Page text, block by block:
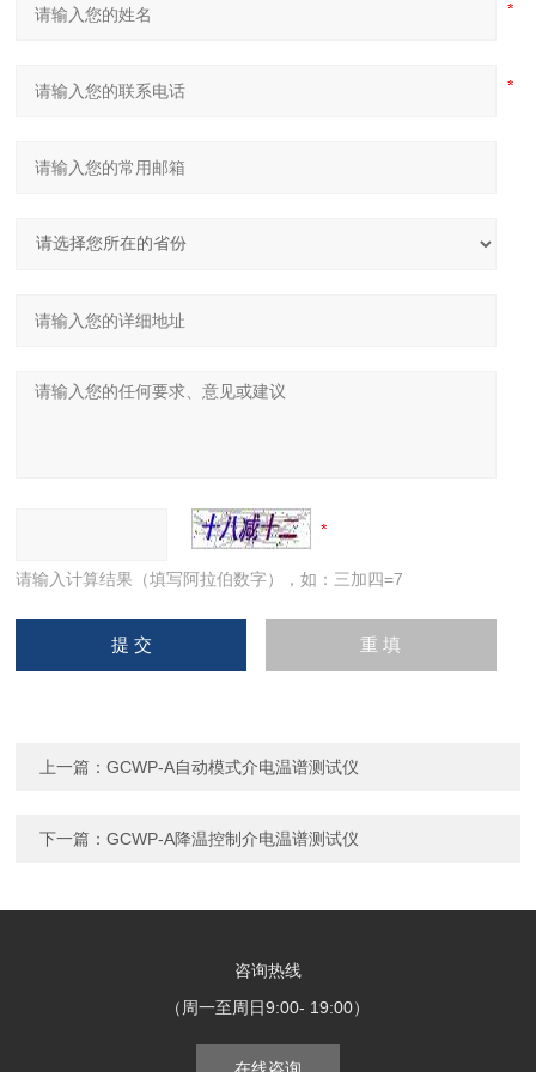
请输入计算结果（填写阿拉伯数字），如：三加四=7
上一篇：GCWP-A自动模式介电温谱测试仪
下一篇：GCWP-A降温控制介电温谱测试仪
咨询热线
（周一至周日9:00- 19:00）